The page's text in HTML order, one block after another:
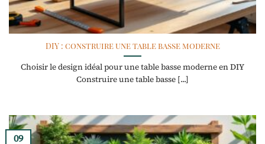
DIY : construire une table basse moderne
Choisir le design idéal pour une table basse moderne en DIY
Construire une table basse [...]
09